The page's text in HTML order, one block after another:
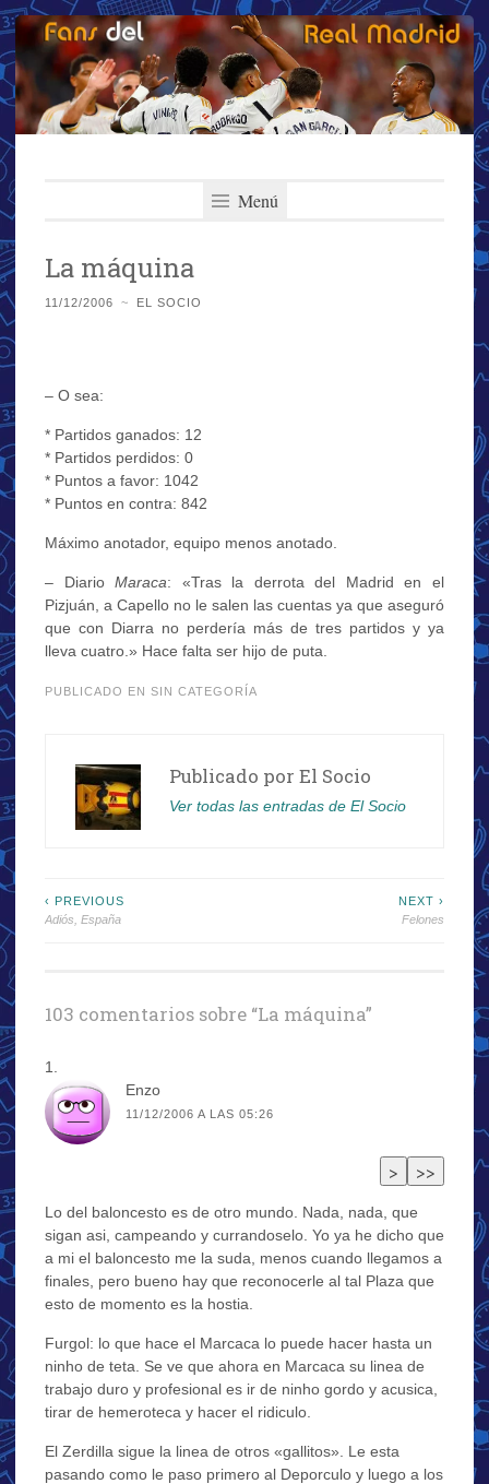
Menú
La máquina
11/12/2006 ~ EL SOCIO
– O sea:
* Partidos ganados: 12
* Partidos perdidos: 0
* Puntos a favor: 1042
* Puntos en contra: 842
Máximo anotador, equipo menos anotado.
– DiarioMaraca: «Tras la derrota del Madrid en el
Pizjuán, a Capello no le salen las cuentas ya que aseguró
que con Diarra no perdería más de tres partidos y ya
lleva cuatro.» Hace falta ser hijo de puta.
PUBLICADO EN SIN CATEGORÍA
Publicado por El Socio
Ver todas las entradas de El Socio
Navegación
‹ PREVIOUS
Adiós, España
NEXT ›
Felones
103 comentarios sobre “La máquina”
Enzo
11/12/2006 A LAS 05:26
Lo del baloncesto es de otro mundo. Nada, nada, que
sigan asi, campeando y currandoselo. Yo ya he dicho que
a mi el baloncesto me la suda, menos cuando llegamos a
finales, pero bueno hay que reconocerle al tal Plaza que
esto de momento es la hostia.
Furgol: lo que hace el Marcaca lo puede hacer hasta un
ninho de teta. Se ve que ahora en Marcaca su linea de
trabajo duro y profesional es ir de ninho gordo y acusica,
tirar de hemeroteca y hacer el ridiculo.
El Zerdilla sigue la linea de otros «gallitos». Le esta
pasando como le paso primero al Deporculo y luego a los